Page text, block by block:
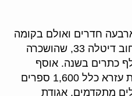
חדרים ואולם בקומה
הראשונה של בית דירות ברחוב דיטלה 33, שהושכרה
כתרים בשנה. אוסף
הספרים הראשוני של ספריית עזרא כלל 1,600 ספרים
מתקדמים, אגודת